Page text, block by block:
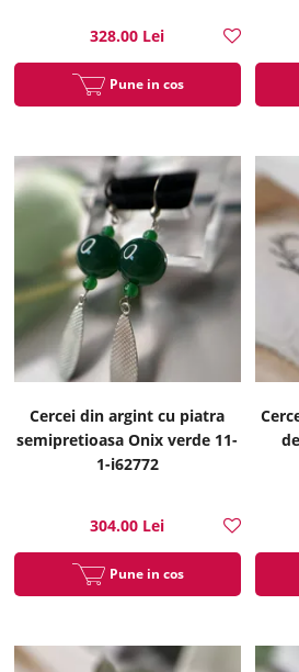
328.00 Lei
Pune in cos
Cercei din argint cu piatra
semipretioasa Onix verde 11-
1-i62772
304.00 Lei
Pune in cos